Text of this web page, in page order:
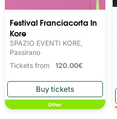
Festival Franciacorta In
Kore
SPAZIO EVENTI KORE,
Passirano
Tickets from 120.00€
Other